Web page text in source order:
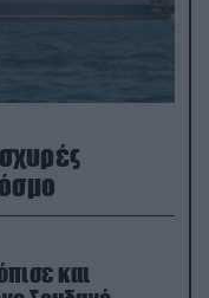
και